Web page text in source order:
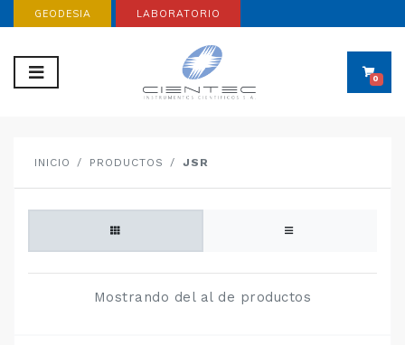
GEODESIA LABORATORIO
0
INICIO PRODUCTOS JSR
Mostrando del al de productos